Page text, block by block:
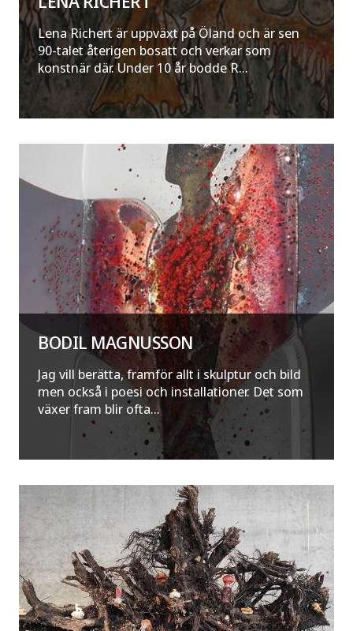
Lena Richert är uppväxt på Öland och är sen
90-talet återigen bosatt och verkar som
konstnär där. Under 10 år bodde R...
BODIL MAGNUSSON
Jag vill berätta, framför allt i skulptur och bild
men också i poesi och installationer. Det som
växer fram blir ofta...